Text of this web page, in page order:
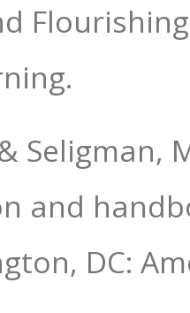
Seligman,
and
DC: